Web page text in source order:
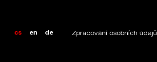
cs en de Zpracování osobních údajů